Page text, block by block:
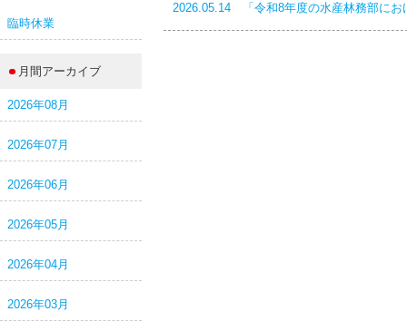
2026.05.14 「令和8年度の水産林務部にお
臨時休業
月間アーカイブ
2026年08月
2026年07月
2026年06月
2026年05月
2026年04月
2026年03月